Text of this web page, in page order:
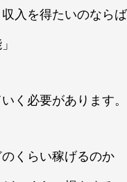
入を得たいのなら
く必要があります。
くらい稼げるのか